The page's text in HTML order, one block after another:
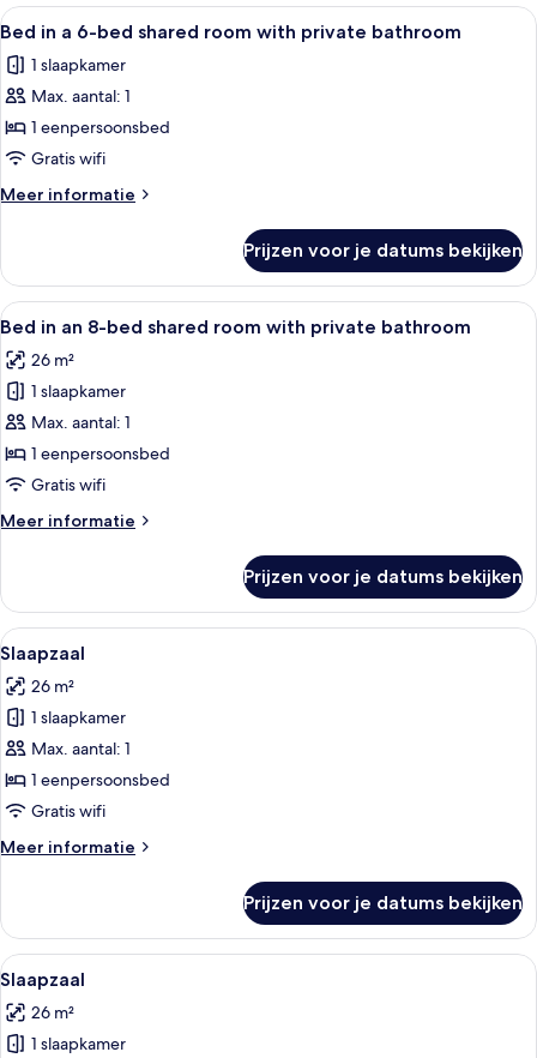
Alle
foto's
voor
Bed
in
a
6-
bed
room
with
private
bathroom
laden
Een studentenkamer met
8
Bed in a 6-bed shared room with private bathroom
1 slaapkamer
Max. aantal: 1
1 eenpersoonsbed
Gratis wifi
Meer informatie
Meer
in
6-
shared
room
with
private
bathroom
Prijzen voor je datums bekijken
Alle
foto's
voor
Bed
in
an
8-
shared
private
bathroom
laden
Een gang met stapelbedden, een
5
Bed in an 8-bed shared room with private bathroom
26 m²
1 slaapkamer
Max. aantal: 1
1 eenpersoonsbed
Gratis wifi
Meer informatie
Meer
in
an
8-
shared
room
with
private
bathroom
Prijzen voor je datums bekijken
Alle
foto's
voor
Slaapzaal
laden
5
Slaapzaal
26 m²
1 slaapkamer
Max. aantal: 1
1 eenpersoonsbed
Gratis wifi
Meer informatie
Meer
Prijzen voor je datums bekijken
Alle
foto's
voor
Slaapzaal
6
Slaapzaal
26 m²
1 slaapkamer